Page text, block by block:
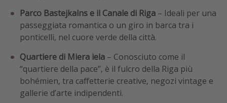
Parco Bastejkalns e il Canale di Riga – Ideali per una
passeggiata romantica o un giro in barca tra i
ponticelli, nel cuore verde della città.
Quartiere di Miera iela – Conosciuto come il
“quartiere della pace”, è il fulcro della Riga più
bohémien, tra caffetterie creative, negozi vintage e
gallerie d’arte indipendenti.